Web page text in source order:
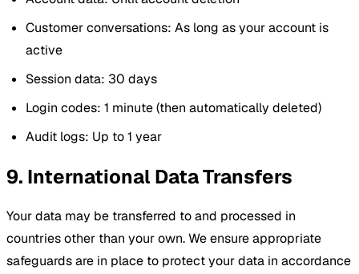
Customer conversations: As long as your account is
active
Session data: 30 days
Login codes: 1 minute (then automatically deleted)
Audit logs: Up to 1 year
9. International Data Transfers
Your data may be transferred to and processed in
countries other than your own. We ensure appropriate
safeguards are in place to protect your data in accordance